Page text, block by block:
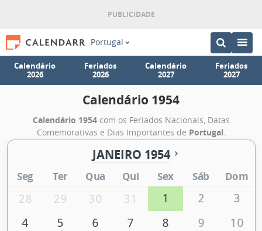
Portugal
Calendário
2026
Feriados
2026
Calendário
2027
Feriados
2027
Calendário 1954
Calendário 1954com os Feriados Nacionais, Datas
Comemorativas e Dias Importantes de Portugal.
JANEIRO 1954
Seg Ter Qua Qui Sex Sáb Dom
28 29 30 31 1 2
3
4
5 6 7 8 9
10